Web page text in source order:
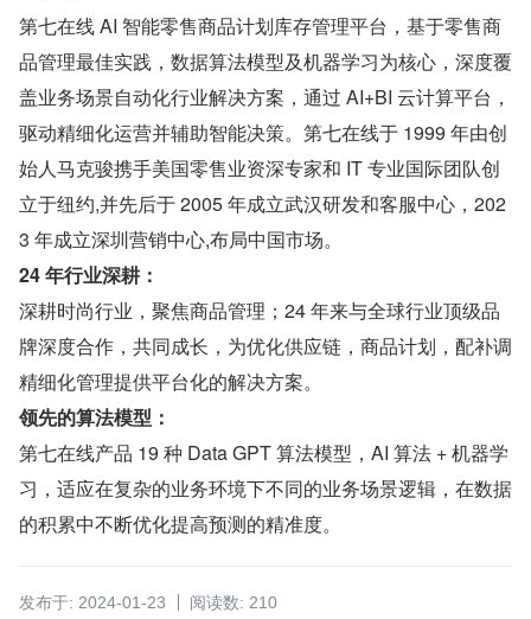
第七在线 AI 智能零售商品计划库存管理平台，基于零售商
品管理最佳实践，数据算法模型及机器学习为核心，深度覆
盖业务场景自动化行业解决方案，通过 AI+BI 云计算平台，
驱动精细化运营并辅助智能决策。第七在线于 1999 年由创
始人马克骏携手美国零售业资深专家和 IT 专业国际团队创
立于纽约,并先后于 2005 年成立武汉研发和客服中心，202
3 年成立深圳营销中心,布局中国市场。
24 年行业深耕：
深耕时尚行业，聚焦商品管理；24 年来与全球行业顶级品
牌深度合作，共同成长，为优化供应链，商品计划，配补调
精细化管理提供平台化的解决方案。
领先的算法模型：
第七在线产品 19 种 Data GPT 算法模型，AI 算法 + 机器学
习，适应在复杂的业务环境下不同的业务场景逻辑，在数据
的积累中不断优化提高预测的精准度。
发布于: 2024-01-23 阅读数: 210